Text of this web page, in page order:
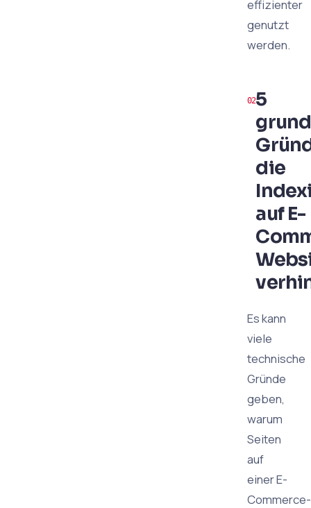
effizienter
genutzt
werden.
5
die
auf E-
Es kann
viele
technische
Gründe
geben,
warum
Seiten
auf
einer E-
Commerce-